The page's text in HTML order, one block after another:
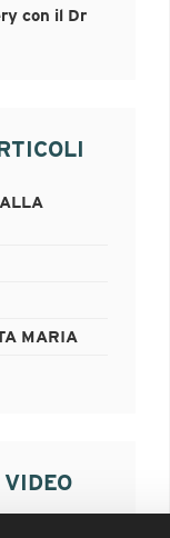
con il Dr
MARIA